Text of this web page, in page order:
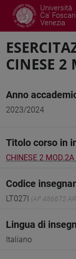
Università
Ca' Foscari
Venezia
CINESE 2
Anno
2023/2024
Titolo corso in
CHINESE 2
Codice
LT027I (AF:486672
Lingua di
Italiano